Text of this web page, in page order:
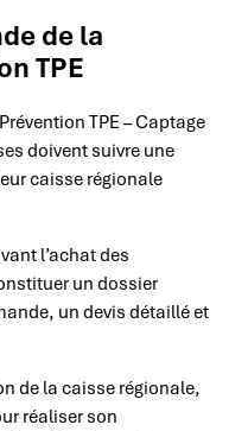
de la
TPE
TPE – Captage
doivent suivre une
caisse régionale
l’achat des
un dossier
un devis détaillé et
de la caisse régionale,
réaliser son